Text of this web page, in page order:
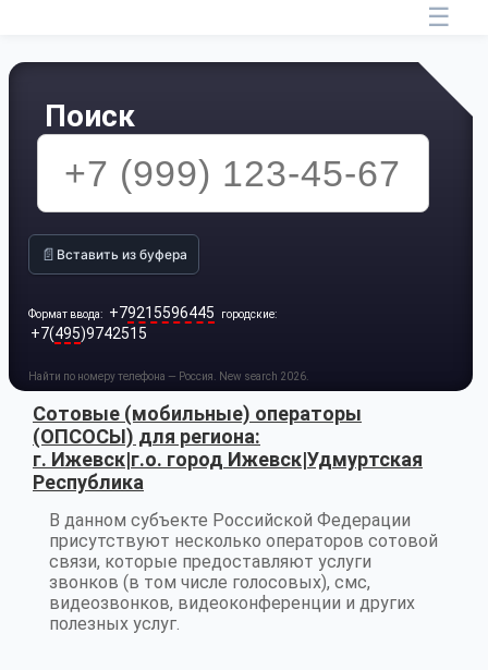
☰
Поиск
📄 Вставить из буфера
Формат ввода: +79215596445 городские:
+7(495)9742515
Найти по номеру телефона — Россия. New search 2026.
Сотовые (мобильные) операторы
(ОПСОСЫ) для региона:
г. Ижевск|г.о. город Ижевск|Удмуртская
Республика
В данном субъекте Российской Федерации
присутствуют несколько операторов сотовой
связи, которые предоставляют услуги
звонков (в том числе голосовых), смс,
видеозвонков, видеоконференции и других
полезных услуг.